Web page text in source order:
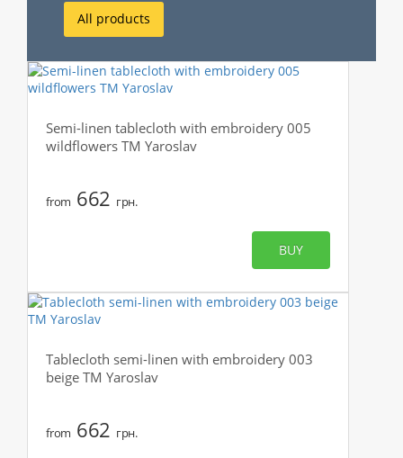
All products
Semi-linen tablecloth with embroidery 005
wildflowers TM Yaroslav
from 662 грн.
BUY
Tablecloth semi-linen with embroidery 003
beige TM Yaroslav
from 662 грн.